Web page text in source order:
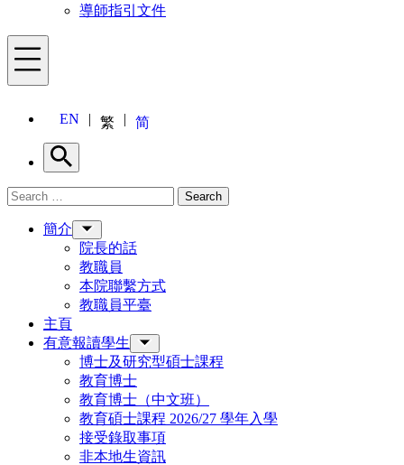
導師指引文件
Menu
EN 繁 简
Search
Search for: Search
簡介
院長的話
教職員
本院聯繫方式
教職員平臺
主頁
有意報讀學生
博士及研究型碩士課程
教育博士
教育博士（中文班）
教育碩士課程 2026/27 學年入學
接受錄取事項
非本地生資訊